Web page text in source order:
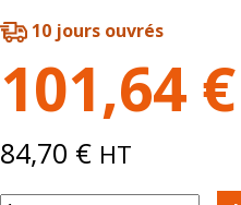
10 jours ouvrés
101,64 €
84,70 € HT